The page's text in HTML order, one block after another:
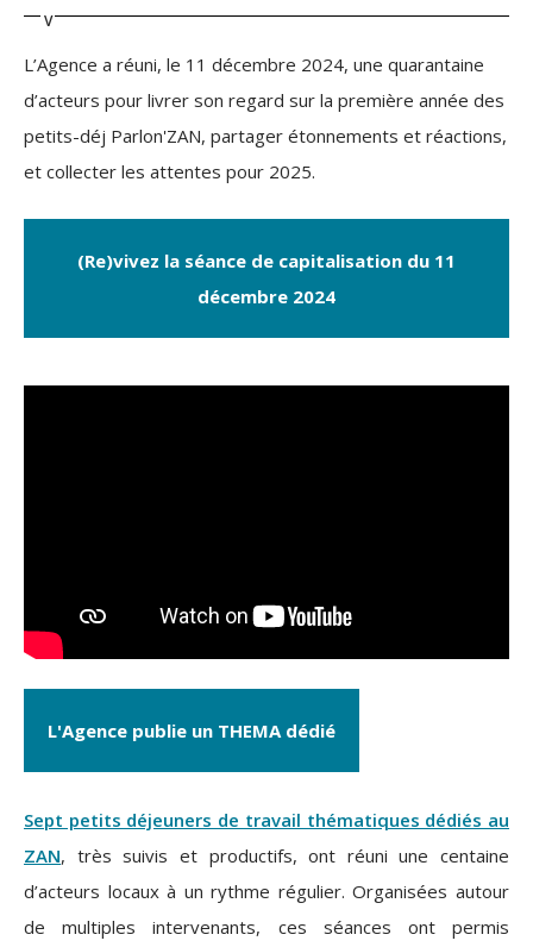
L’Agence a réuni, le 11 décembre 2024, une quarantaine
d’acteurs pour livrer son regard sur la première année des
petits-déj Parlon'ZAN, partager étonnements et réactions,
et collecter les attentes pour 2025.
(Re)vivez la séance de capitalisation du 11
décembre 2024
L'Agence publie un THEMA dédié
Sept petits déjeuners de travail thématiques dédiés au
ZAN, très suivis et productifs, ont réuni une centaine
d’acteurs locauxà un rythme régulier. Organisées autour
de multiples intervenants, ces séances ont permis